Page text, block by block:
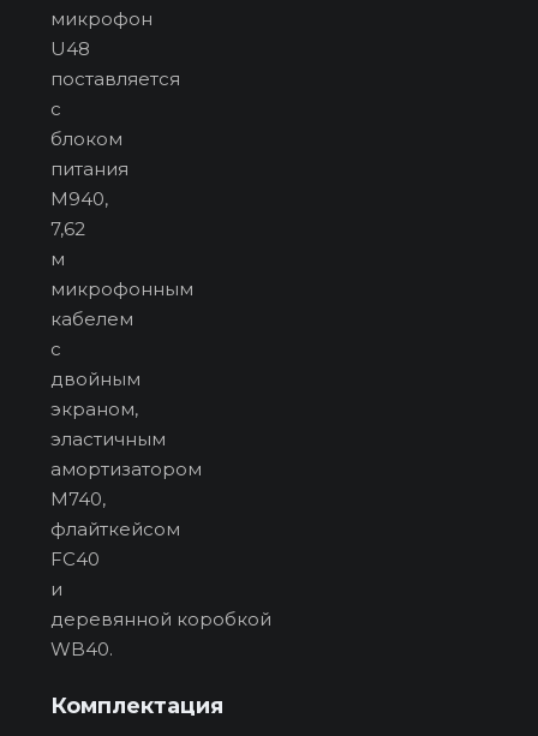
микрофон
U48
поставляется
с
блоком
питания
M940,
7,62
м
микрофонным
кабелем
с
двойным
экраном,
эластичным
амортизатором
M740,
флайткейсом
FC40
и
деревянной коробкой
WB40.
Комплектация